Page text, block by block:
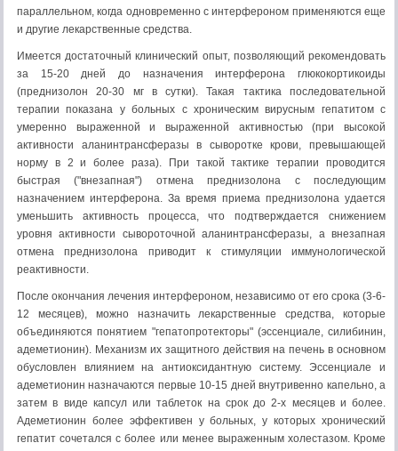
параллельном, когда одновременно с интерфероном применяются еще
и другие лекарственные средства.
Имеется достаточный клинический опыт, позволяющий рекомендовать
за 15-20 дней до назначения интерферона глюкокортикоиды
(преднизолон 20-30 мг в сутки). Такая тактика последовательной
терапии показана у больных с хроническим вирусным гепатитом с
умеренно выраженной и выраженной активностью (при высокой
активности аланинтрансферазы в сыворотке крови, превышающей
норму в 2 и более раза). При такой тактике терапии проводится
быстрая ("внезапная") отмена преднизолона с последующим
назначением интерферона. За время приема преднизолона удается
уменьшить активность процесса, что подтверждается снижением
уровня активности сывороточной аланинтрансферазы, а внезапная
отмена преднизолона приводит к стимуляции иммунологической
реактивности.
После окончания лечения интерфероном, независимо от его срока (3-6-
12 месяцев), можно назначить лекарственные средства, которые
объединяются понятием "гепатопротекторы" (эссенциале, силибинин,
адеметионин). Механизм их защитного действия на печень в основном
обусловлен влиянием на антиоксидантную систему. Эссенциале и
адеметионин назначаются первые 10-15 дней внутривенно капельно, а
затем в виде капсул или таблеток на срок до 2-х месяцев и более.
Адеметионин более эффективен у больных, у которых хронический
гепатит сочетался с более или менее выраженным холестазом. Кроме